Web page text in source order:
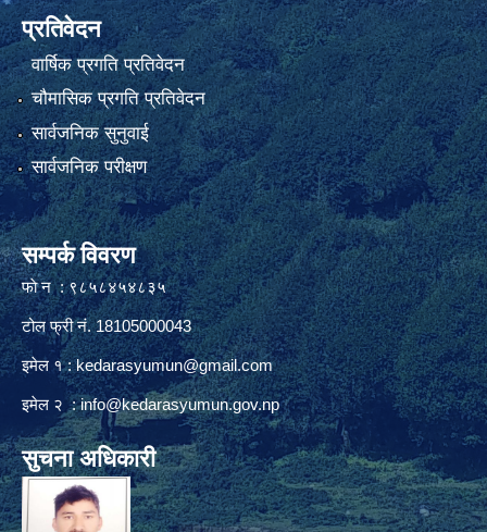
प्रतिवेदन
वार्षिक प्रगति प्रतिवेदन
चौमासिक प्रगति प्रतिवेदन
सार्वजनिक सुनुवाई
सार्वजनिक परीक्षण
सम्पर्क विवरण
फाे न : ९८५८४५४८३५
टोल फ्री नं. 18105000043
इमेल १ :kedarasyumun@gmail.com
इमेल २ :info@kedarasyumun.gov.np
सुचना अधिकारी